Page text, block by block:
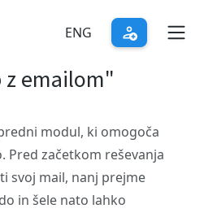
ENG
emailom"
modul, ki omogoča
Pred začetkom reševanja
svoj mail, nanj prejme
in šele nato lahko